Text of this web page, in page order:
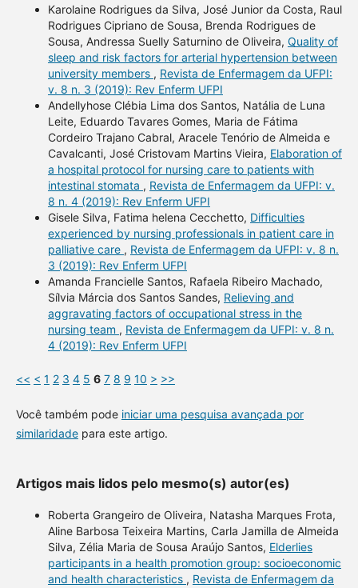
Karolaine Rodrigues da Silva, José Junior da Costa, Raul
Rodrigues Cipriano de Sousa, Brenda Rodrigues de
Sousa, Andressa Suelly Saturnino de Oliveira, Quality of
sleep and risk factors for arterial hypertension between
university members , Revista de Enfermagem da UFPI:
v. 8 n. 3 (2019): Rev Enferm UFPI
Andellyhose Clébia Lima dos Santos, Natália de Luna
Leite, Eduardo Tavares Gomes, Maria de Fátima
Cordeiro Trajano Cabral, Aracele Tenório de Almeida e
Cavalcanti, José Cristovam Martins Vieira, Elaboration of
a hospital protocol for nursing care to patients with
intestinal stomata , Revista de Enfermagem da UFPI: v.
8 n. 4 (2019): Rev Enferm UFPI
Gisele Silva, Fatima helena Cecchetto, Difficulties
experienced by nursing professionals in patient care in
palliative care , Revista de Enfermagem da UFPI: v. 8 n.
3 (2019): Rev Enferm UFPI
Amanda Francielle Santos, Rafaela Ribeiro Machado,
Sílvia Márcia dos Santos Sandes, Relieving and
aggravating factors of occupational stress in the
nursing team , Revista de Enfermagem da UFPI: v. 8 n.
4 (2019): Rev Enferm UFPI
<< < 1 2 3 4 5 6 7 8 9 10 > >>
Você também pode iniciar uma pesquisa avançada por
similaridadepara este artigo.
Artigos mais lidos pelo mesmo(s) autor(es)
Roberta Grangeiro de Oliveira, Natasha Marques Frota,
Aline Barbosa Teixeira Martins, Carla Jamilla de Almeida
Silva, Zélia Maria de Sousa Araújo Santos, Elderlies
participants in a health promotion group: socioeconomic
and health characteristics , Revista de Enfermagem da